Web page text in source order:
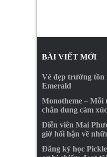
BÀI VIẾT MỚI
Vẻ đẹp trường tồn
Emerald
Monotheme – Mỗi
chân dung cảm xúc
Diễn viên Mai
giờ hối hận về
Đăng ký học